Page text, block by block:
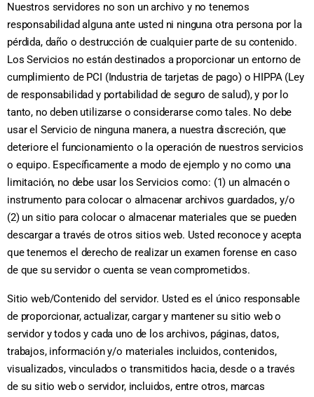
Nuestros servidores no son un archivo y no tenemos
responsabilidad alguna ante usted ni ninguna otra persona por la
pérdida, daño o destrucción de cualquier parte de su contenido.
Los Servicios no están destinados a proporcionar un entorno de
cumplimiento de PCI (Industria de tarjetas de pago) o HIPPA (Ley
de responsabilidad y portabilidad de seguro de salud), y por lo
tanto, no deben utilizarse o considerarse como tales. No debe
usar el Servicio de ninguna manera, a nuestra discreción, que
deteriore el funcionamiento o la operación de nuestros servicios
o equipo. Específicamente a modo de ejemplo y no como una
limitación, no debe usar los Servicios como: (1) un almacén o
instrumento para colocar o almacenar archivos guardados, y/o
(2) un sitio para colocar o almacenar materiales que se pueden
descargar a través de otros sitios web. Usted reconoce y acepta
que tenemos el derecho de realizar un examen forense en caso
de que su servidor o cuenta se vean comprometidos.
Sitio web/Contenido del servidor. Usted es el único responsable
de proporcionar, actualizar, cargar y mantener su sitio web o
servidor y todos y cada uno de los archivos, páginas, datos,
trabajos, información y/o materiales incluidos, contenidos,
visualizados, vinculados o transmitidos hacia, desde o a través
de su sitio web o servidor, incluidos, entre otros, marcas